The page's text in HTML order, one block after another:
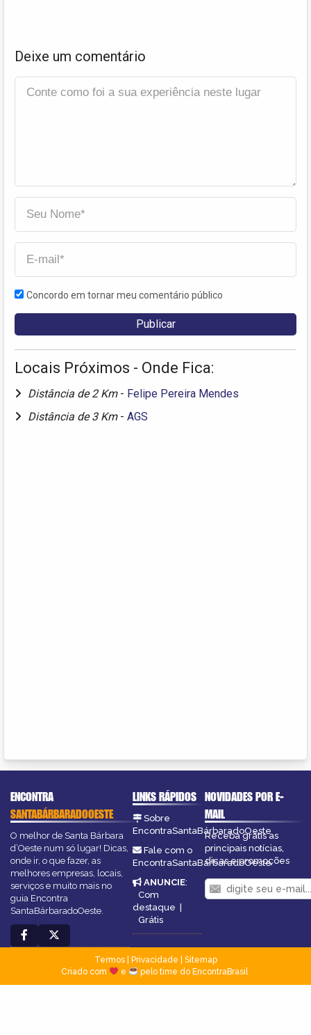
Deixe um comentário
Concordo em tornar meu comentário público
Locais Próximos - Onde Fica:
Distância de 2 Km - Felipe Pereira Mendes
Distância de 3 Km - AGS
ENCONTRA
SANTABÁRBARADOOESTE
O melhor de Santa Bárbara
d’Oeste num só lugar! Dicas,
onde ir, o que fazer, as
melhores empresas, locais,
serviços e muito mais no
guia Encontra
SantaBárbaradoOeste.
LINKS RÁPIDOS
Sobre
EncontraSantaBárbaradoOeste
Fale com o
EncontraSantaBárbaradoOeste
ANUNCIE:
Com
destaque |
Grátis
NOVIDADES POR E-
MAIL
Receba grátis as
principais notícias,
dicas e promoções
Termos| Privacidade
Sitemap
Criado com
e pelo time do EncontraBrasil